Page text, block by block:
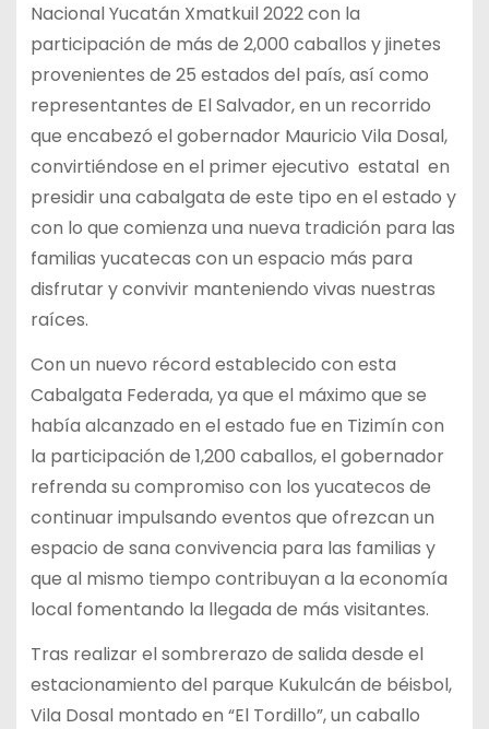
Nacional Yucatán Xmatkuil 2022 con la
participación de más de 2,000 caballos y jinetes
provenientes de 25 estados del país, así como
representantes de El Salvador, en un recorrido
que encabezó el gobernador Mauricio Vila Dosal,
convirtiéndose en el primer ejecutivo estatal en
presidir una cabalgata de este tipo en el estado y
con lo que comienza una nueva tradición para las
familias yucatecas con un espacio más para
disfrutar y convivir manteniendo vivas nuestras
raíces.
Con un nuevo récord establecido con esta
Cabalgata Federada, ya que el máximo que se
había alcanzado en el estado fue en Tizimín con
la participación de 1,200 caballos, el gobernador
refrenda su compromiso con los yucatecos de
continuar impulsando eventos que ofrezcan un
espacio de sana convivencia para las familias y
que al mismo tiempo contribuyan a la economía
local fomentando la llegada de más visitantes.
Tras realizar el sombrerazo de salida desde el
estacionamiento del parque Kukulcán de béisbol,
Vila Dosal montado en “El Tordillo”, un caballo